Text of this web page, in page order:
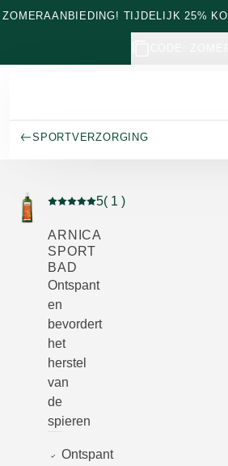
Naar hoofdinhoud gaan
ZOMERAANBIEDING! TIJDELIJK 25%
SPORTVERZORGING
Beoordeling: 5 van 5
5( 1 )
ARNICA
SPORT
BAD
Ontspant
en
bevordert
het
herstel
van
de
spieren
Ontspant